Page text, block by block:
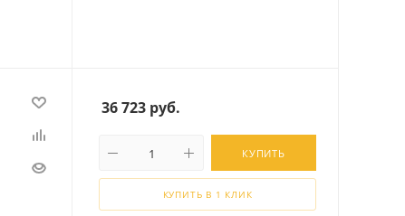
36 723 руб.
КУПИТЬ
КУПИТЬ В 1 КЛИК